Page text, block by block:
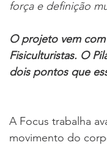
força e definição
O projeto vem
Fisiculturistas. O
dois pontos que
A Focus trabalha
movimento do